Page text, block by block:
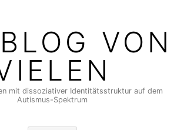
VON
mit dissoziativer Identitätsstruktur auf dem
Autismus-Spektrum